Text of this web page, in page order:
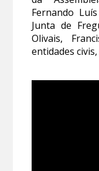
Fernando
Junta de
Olivais,
entidades